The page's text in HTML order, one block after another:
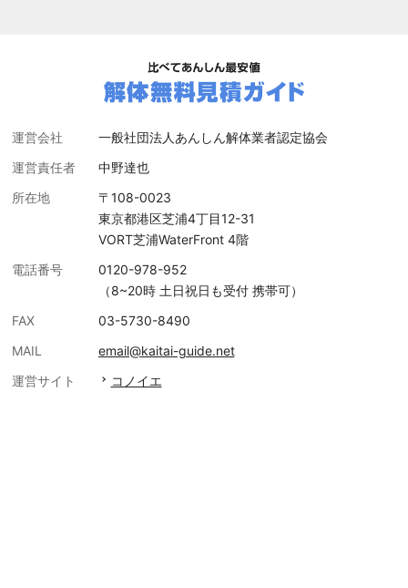
運営会社
一般社団法人あんしん解体業者認定協会
運営責任者
中野達也
所在地
〒108-0023
東京都港区芝浦4丁目12-31
VORT芝浦WaterFront 4階
電話番号
0120-978-952
（8~20時 土日祝日も受付 携帯可）
FAX
03-5730-8490
MAIL
email@kaitai-guide.net
運営サイト
コノイエ